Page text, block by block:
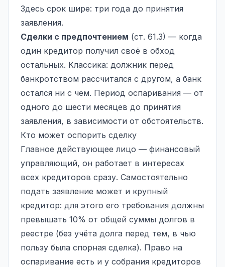
Здесь срок шире: три года до принятия
заявления.
Сделки с предпочтением (ст. 61.3) — когда
один кредитор получил своё в обход
остальных. Классика: должник перед
банкротством рассчитался с другом, а банк
остался ни с чем. Период оспаривания — от
одного до шести месяцев до принятия
заявления, в зависимости от обстоятельств.
Кто может оспорить сделку
Главное действующее лицо — финансовый
управляющий, он работает в интересах
всех кредиторов сразу. Самостоятельно
подать заявление может и крупный
кредитор: для этого его требования должны
превышать 10% от общей суммы долгов в
реестре (без учёта долга перед тем, в чью
пользу была спорная сделка). Право на
оспаривание есть и у собрания кредиторов